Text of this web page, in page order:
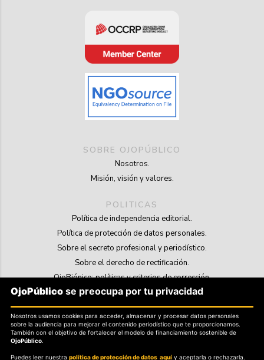
SOBRE OJOPÚBLICO
Nosotros.
Misión, visión y valores.
POLITICAS
Política de independencia editorial.
Política de protección de datos personales.
Sobre el secreto profesional y periodístico.
Sobre el derecho de rectificación.
OjoBiónico: políticas y criterios de corrección.
Sobre libertad de información frente a pedidos de retiro de contenidos.
SOSTENIBILIDAD
La Tienda de OjoPúblico.
OjoPúblico se preocupa por tu privacidad
Nosotros usamos cookies para acceder, almacenar y procesar datos personales
sobre la audiencia para mejorar el contenido periodístico que te proporcionamos.
También con el objetivo de fortalecer el modelo de financiamiento sostenible de
OjoPúblico.
Puedes leer nuestrapolítica de protección de datos aquí y aceptarla o rechazarla.